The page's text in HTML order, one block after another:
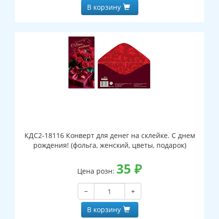
В корзину
КДС2-18116 Конверт для денег на склейке. С днем
рождения! (фольга, женский, цветы, подарок)
Цена розн: 35 ₽
−
+
В корзину